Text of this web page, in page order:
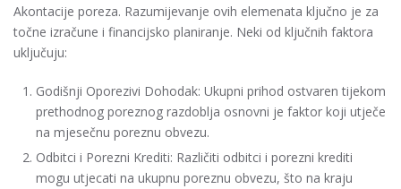
Akontacije poreza. Razumijevanje ovih elemenata ključno je za
točne izračune i financijsko planiranje. Neki od ključnih faktora
uključuju:
Godišnji Oporezivi Dohodak: Ukupni prihod ostvaren tijekom
prethodnog poreznog razdoblja osnovni je faktor koji utječe
na mjesečnu poreznu obvezu.
Odbitci i Porezni Krediti: Različiti odbitci i porezni krediti
mogu utjecati na ukupnu poreznu obvezu, što na kraju